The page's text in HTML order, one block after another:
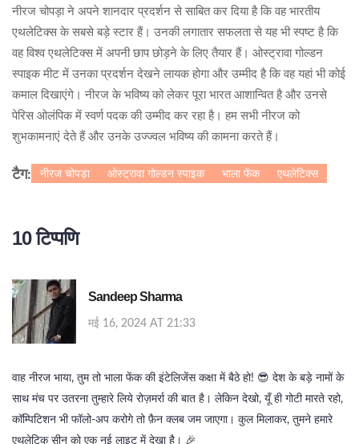
नीरज चोपड़ा ने अपने शानदार प्रदर्शन से साबित कर दिया है कि वह भारतीय
एथलेटिक्स के सबसे बड़े स्टार हैं। उनकी लगातार सफलता से यह भी स्पष्ट है कि
वह विश्व एथलेटिक्स में अपनी छाप छोड़ने के लिए तैयार हैं। ओस्ट्रावा गोल्डन
स्पाइक मीट में उनका प्रदर्शन देखने लायक होगा और उम्मीद है कि वह यहां भी कोई
कमाल दिखाएंगे। नीरज के भविष्य को लेकर पूरा भारत आशान्वित है और उनसे
पेरिस ओलंपिक में स्वर्ण पदक की उम्मीद कर रहा है। हम सभी नीरज को
शुभकामनाएं देते हैं और उनके उज्ज्वल भविष्य की कामना करते हैं।
टैग: नीरज चोपड़ा ओस्ट्रावा गोल्डन स्पाइक भाला फेंक एथलेटिक्स
10 टिप्पणि
Sandeep Sharma
मई 16, 2024 AT 21:33
वाह नीरज भाया, तुम तो भाला फेंक की इंटेलिजेंस कक्षा में बैठे हो! 😎 देश के बड़े नामों के
साथ मंच पर उतरना तुम्हारे लिये रोज़मर्रा की बात है। लेकिन देखो, यूँ ही गोटी मारते रहो,
कॉम्पिटिशन भी फॉलो‑अप करोगे तो फ़ैन क्लब जम जाएगा। कुल मिलाकर, तुमने हमारे
एथलेटिक सीन को एक नई लाइट में देखा है। 🎉